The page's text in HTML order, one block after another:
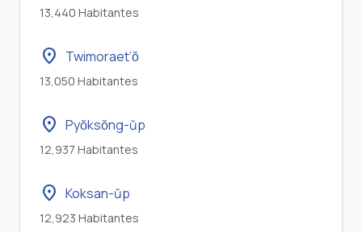
13,440 Habitantes
location_on Twimoraet’ŏ
13,050 Habitantes
location_on Pyŏksŏng-ŭp
12,937 Habitantes
location_on Koksan-ŭp
12,923 Habitantes